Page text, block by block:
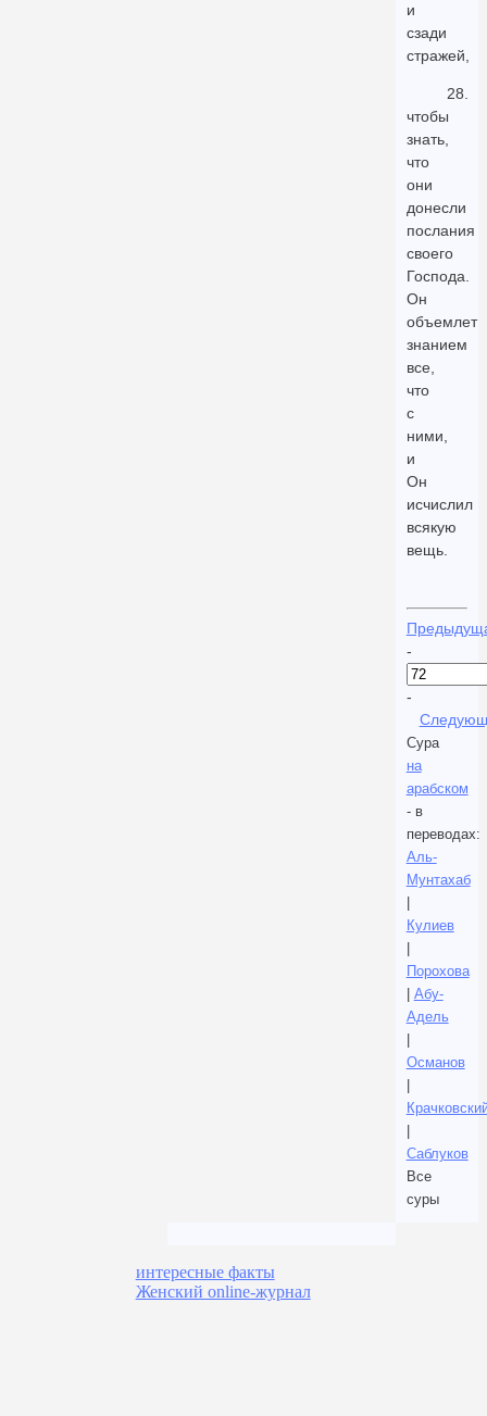
и
сзади
стражей,
28.
чтобы
знать,
что
они
донесли
послания
своего
Господа.
Он
объемлет
знанием
все,
что
с
ними,
и
Он
исчислил
всякую
вещь.
-
-
Сура
на
арабском
- в
переводах:
Аль-
Мунтахаб
Кулиев
Порохова
Абу-
Адель
Османов
Саблуков
Все
суры
интересные факты
Женский online-журнал